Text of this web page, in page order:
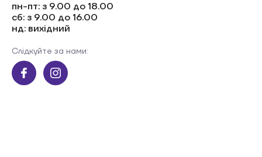
пн-пт: з 9.00 до 18.00
сб: з 9.00 до 16.00
нд: вихідний
Слідкуйте за нами: